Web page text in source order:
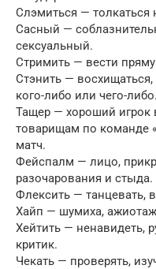
Слэмиться — толкаться
Сасный —
сексуальный.
Стримить — вести
Стэнить —
кого-либо или чего-либо.
Тащер — хороший
товарищам по команде
матч.
Фейспалм — лицо,
разочарования и стыда.
Флексить — танцевать,
Хайп — шумиха, ажиотаж
Хейтить — ненавидеть,
критик.
Чекать — проверять,